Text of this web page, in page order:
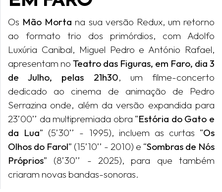
Os Mão Morta na sua versão Redux, um retorno
ao formato trio dos primórdios, com Adolfo
Luxúria Canibal, Miguel Pedro e António Rafael,
apresentam no Teatro das Figuras, em Faro, dia 3
de Julho, pelas 21h30, um filme-concerto
dedicado ao cinema de animação de Pedro
Serrazina onde, além da versão expandida para
23’00’’ da multipremiada obra “Estória do Gato e
da Lua” (5’30’’ - 1995), incluem as curtas “Os
Olhos do Farol” (15’10’’ - 2010) e “Sombras de Nós
Próprios” (8’30’’ - 2025), para que também
criaram novas bandas-sonoras.